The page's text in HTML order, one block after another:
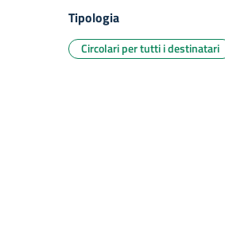
Tipologia
Circolari per tutti i destinatari